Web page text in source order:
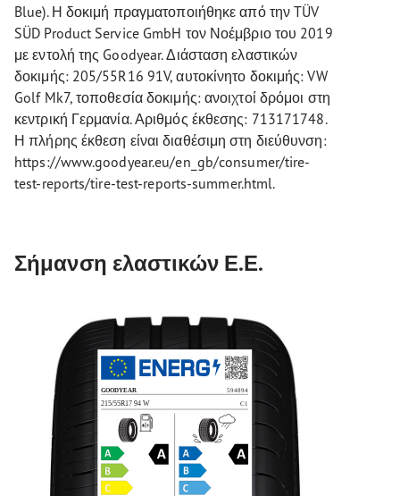
Blue). Η δοκιμή πραγματοποιήθηκε από την TÜV
SÜD Product Service GmbH τον Νοέμβριο του 2019
με εντολή της Goodyear. Διάσταση ελαστικών
δοκιμής: 205/55R16 91V, αυτοκίνητο δοκιμής: VW
Golf Mk7, τοποθεσία δοκιμής: ανοιχτοί δρόμοι στη
κεντρική Γερμανία. Αριθμός έκθεσης: 713171748.
Η πλήρης έκθεση είναι διαθέσιμη στη διεύθυνση:
https://www.goodyear.eu/en_gb/consumer/tire-
test-reports/tire-test-reports-summer.html.
Σήμανση ελαστικών Ε.Ε.